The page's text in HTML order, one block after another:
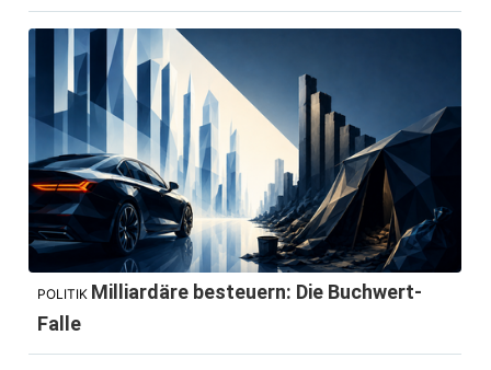
POLITIK Milliardäre besteuern: Die Buchwert-
Falle